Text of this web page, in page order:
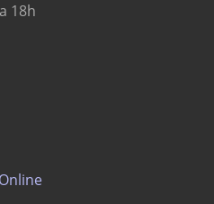
18h